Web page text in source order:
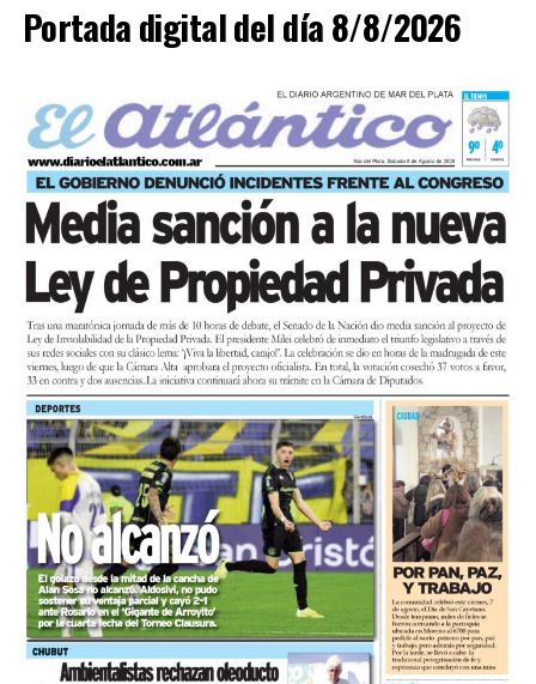
Portada digital del día 8/8/2026